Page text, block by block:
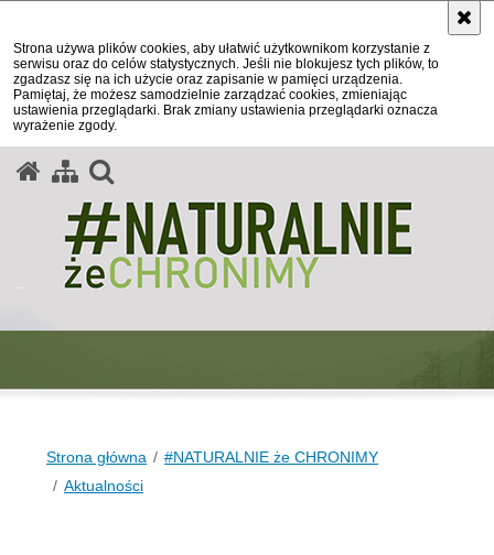
Strona używa plików cookies, aby ułatwić użytkownikom korzystanie z
serwisu oraz do celów statystycznych. Jeśli nie blokujesz tych plików, to
zgadzasz się na ich użycie oraz zapisanie w pamięci urządzenia.
Pamiętaj, że możesz samodzielnie zarządzać cookies, zmieniając
ustawienia przeglądarki. Brak zmiany ustawienia przeglądarki oznacza
wyrażenie zgody.
Strona główna
#NATURALNIE że CHRONIMY
Aktualności